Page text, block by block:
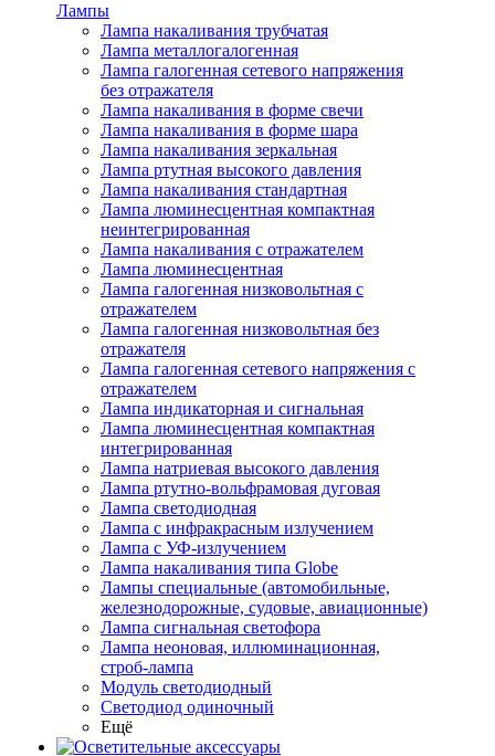
Лампы
Лампа накаливания трубчатая
Лампа металлогалогенная
Лампа галогенная сетевого напряжения
без отражателя
Лампа накаливания в форме свечи
Лампа накаливания в форме шара
Лампа накаливания зеркальная
Лампа ртутная высокого давления
Лампа накаливания стандартная
Лампа люминесцентная компактная
неинтегрированная
Лампа накаливания с отражателем
Лампа люминесцентная
Лампа галогенная низковольтная с
отражателем
Лампа галогенная низковольтная без
отражателя
Лампа галогенная сетевого напряжения с
отражателем
Лампа индикаторная и сигнальная
Лампа люминесцентная компактная
интегрированная
Лампа натриевая высокого давления
Лампа ртутно-вольфрамовая дуговая
Лампа светодиодная
Лампа с инфракрасным излучением
Лампа с УФ-излучением
Лампа накаливания типа Globe
Лампы специальные (автомобильные,
железнодорожные, судовые, авиационные)
Лампа сигнальная светофора
Лампа неоновая, иллюминационная,
строб-лампа
Модуль светодиодный
Светодиод одиночный
Ещё